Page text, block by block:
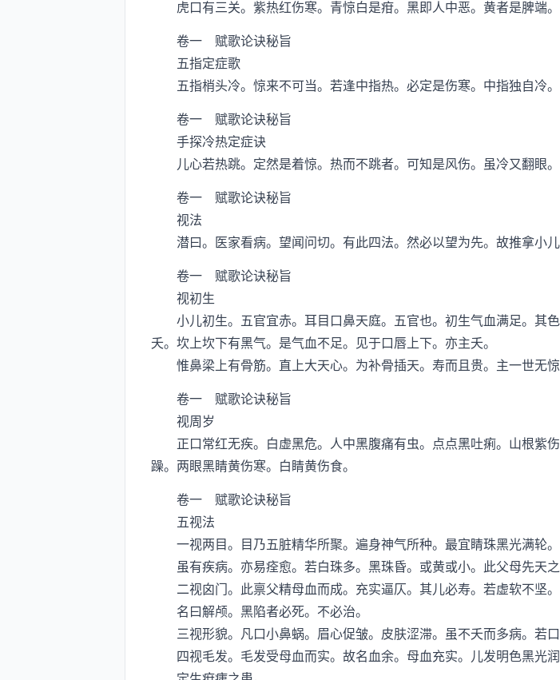
虎口有三关。紫热红伤寒。青惊白是疳。黑即人中恶。黄者是脾端。
卷一 赋歌论诀秘旨
五指定症歌
五指梢头冷。惊来不可当。若逢中指热。必定是伤寒。中指独自冷。
卷一 赋歌论诀秘旨
手探冷热定症诀
儿心若热跳。定然是着惊。热而不跳者。可知是风伤。虽冷又翻眼。
卷一 赋歌论诀秘旨
视法
潜曰。医家看病。望闻问切。有此四法。然必以望为先。故推拿小儿
卷一 赋歌论诀秘旨
视初生
小儿初生。五官宜赤。耳目口鼻天庭。五官也。初生气血满足。其
夭。坎上坎下有黑气。是气血不足。见于口唇上下。亦主夭。
惟鼻梁上有骨筋。直上大天心。为补骨插天。寿而且贵。主一世无惊
卷一 赋歌论诀秘旨
视周岁
正口常红无疾。白虚黑危。人中黑腹痛有虫。点点黑吐痢。山根紫
躁。两眼黑睛黄伤寒。白睛黄伤食。
卷一 赋歌论诀秘旨
五视法
一视两目。目乃五脏精华所聚。遍身神气所种。最宜睛珠黑光满轮。
虽有疾病。亦易痊愈。若白珠多。黑珠昏。或黄或小。此父母先天之
二视囟门。此禀父精母血而成。充实逼仄。其儿必寿。若虚软不坚。
名曰解颅。黑陷者必死。不必治。
三视形貌。凡口小鼻蜗。眉心促皱。皮肤涩滞。虽不夭而多病。若口
四视毛发。毛发受母血而实。故名血余。母血充实。儿发明色黑光润